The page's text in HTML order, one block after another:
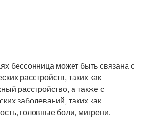
бессонница может быть связана с
расстройств, таких как
расстройство, а также с
заболеваний, таких как
головные боли, мигрени.